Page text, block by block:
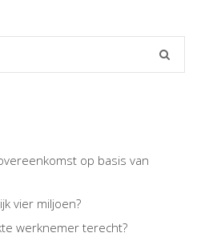
op basis van
vier miljoen?
werknemer terecht?